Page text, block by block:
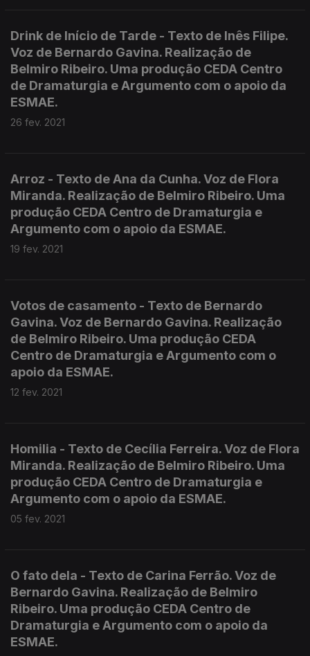
Drink de Início de Tarde - Texto de Inês Filipe.
Voz de Bernardo Gavina. Realização de
Belmiro Ribeiro. Uma produção CEDA Centro
de Dramaturgia e Argumento com o apoio da
ESMAE.
26 fev. 2021
Arroz - Texto de Ana da Cunha. Voz de Flora
Miranda. Realização de Belmiro Ribeiro. Uma
produção CEDA Centro de Dramaturgia e
Argumento com o apoio da ESMAE.
19 fev. 2021
Votos de casamento - Texto de Bernardo
Gavina. Voz de Bernardo Gavina. Realização
de Belmiro Ribeiro. Uma produção CEDA
Centro de Dramaturgia e Argumento com o
apoio da ESMAE.
12 fev. 2021
Homilia - Texto de Cecília Ferreira. Voz de Flora
Miranda. Realização de Belmiro Ribeiro. Uma
produção CEDA Centro de Dramaturgia e
Argumento com o apoio da ESMAE.
05 fev. 2021
O fato dela - Texto de Carina Ferrão. Voz de
Bernardo Gavina. Realização de Belmiro
Ribeiro. Uma produção CEDA Centro de
Dramaturgia e Argumento com o apoio da
ESMAE.